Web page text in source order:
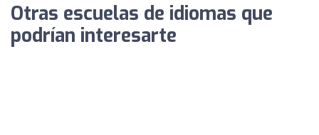
Otras escuelas de idiomas que
podrían interesarte